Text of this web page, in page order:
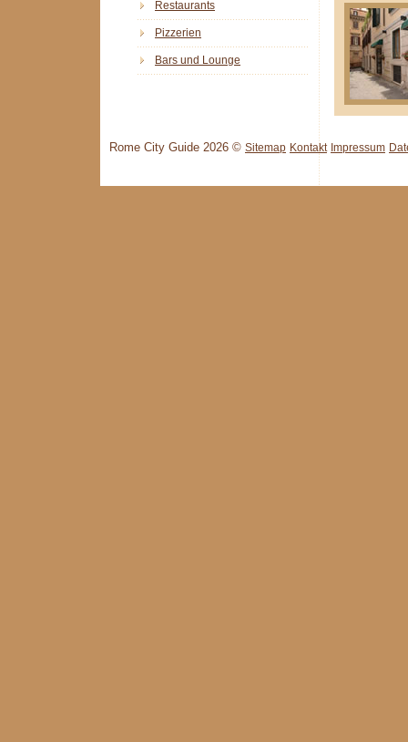
Restaurants
Pizzerien
Bars und Lounge
Rome City Guide 2026 © Sitemap Kontakt Impressum